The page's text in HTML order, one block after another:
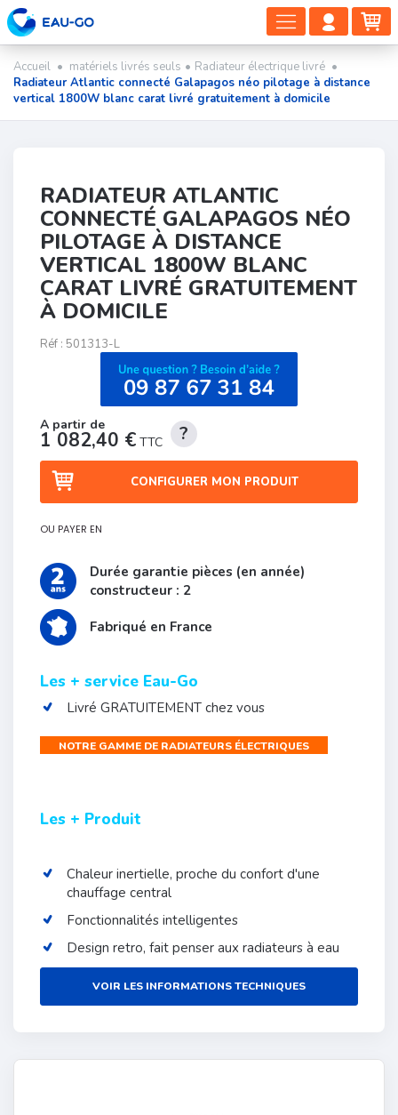
DÉPLIER
LA
Accueil • matériels livrés seuls • Radiateur électrique livré •
Radiateur Atlantic connecté Galapagos néo pilotage à distance
vertical 1800W blanc carat livré gratuitement à domicile
RADIATEUR ATLANTIC
CONNECTÉ GALAPAGOS NÉO
PILOTAGE À DISTANCE
VERTICAL 1800W BLANC
CARAT LIVRÉ GRATUITEMENT
À DOMICILE
Réf : 501313-L
1 082,40 € TTC
CONFIGURER MON PRODUIT
OU PAYER EN
Durée garantie pièces (en année)
constructeur : 2
Fabriqué en France
Les + service Eau-Go
Livré GRATUITEMENT chez vous
NOTRE GAMME DE RADIATEURS ÉLECTRIQUES
Les + Produit
Chaleur inertielle, proche du confort d'une
chauffage central
Fonctionnalités intelligentes
Design retro, fait penser aux radiateurs à eau
VOIR LES INFORMATIONS TECHNIQUES